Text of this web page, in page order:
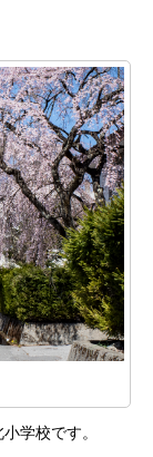
学校です。